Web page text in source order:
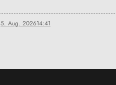
5. Aug. 202614:41